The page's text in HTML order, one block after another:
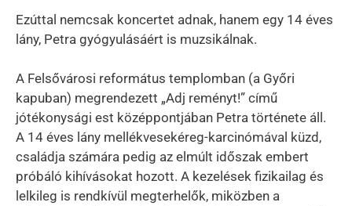
Ezúttal nemcsak koncertet adnak, hanem egy 14 éves
lány, Petra gyógyulásáért is muzsikálnak.
A Felsővárosi református templomban (a Győri
kapuban) megrendezett „Adj reményt!” című
jótékonysági est középpontjában Petra története áll.
A 14 éves lány mellékvesekéreg-karcinómával küzd,
családja számára pedig az elmúlt időszak embert
próbáló kihívásokat hozott. A kezelések fizikailag és
lelkileg is rendkívül megterhelők, miközben a